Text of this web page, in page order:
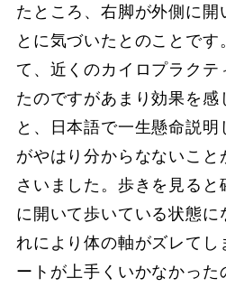
たところ、右脚が外側に開
とに気づいたとのことです
て、近くのカイロプラクテ
たのですがあまり効果を感
と、日本語で一生懸命説
がやはり分からなないこと
さいました。歩きを見ると
に開いて歩いている状態に
れにより体の軸がズレてし
ートが上手くいかなかった